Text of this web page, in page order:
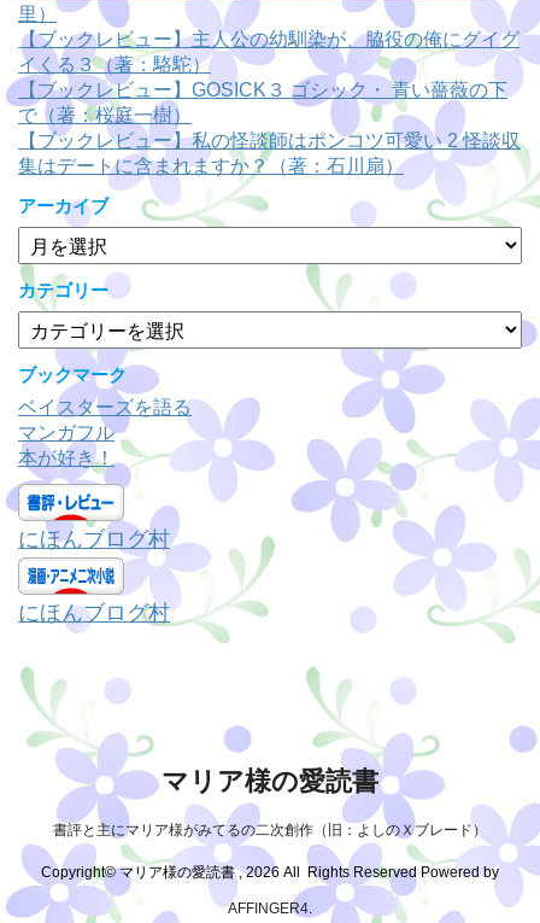
里）
【ブックレビュー】主人公の幼馴染が、脇役の俺にグイグ
イくる３（著：駱駝）
【ブックレビュー】GOSICK３ ゴシック・ 青い薔薇の下
で（著：桜庭一樹）
【ブックレビュー】私の怪談師はポンコツ可愛い 2 怪談収
集はデートに含まれますか？（著：石川扇）
アーカイブ
ア
ー
カ
イ
ブ
カテゴリー
テ
ゴ
リ
ー
ブックマーク
ベイスターズを語る
マンガフル
本が好き！
にほんブログ村
にほんブログ村
マリア様の愛読書
書評と主にマリア様がみてるの二次創作（旧：よしのＸブレード）
Copyright© マリア様の愛読書 , 2026 All Rights Reserved Powered by
AFFINGER4.